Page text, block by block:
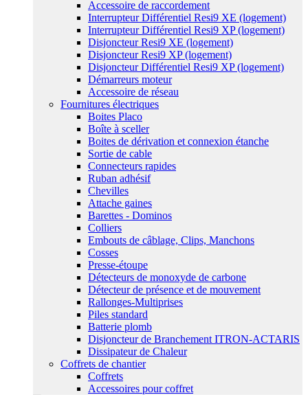
Accessoire de raccordement
Interrupteur Différentiel Resi9 XE (logement)
Interrupteur Différentiel Resi9 XP (logement)
Disjoncteur Resi9 XE (logement)
Disjoncteur Resi9 XP (logement)
Disjoncteur Différentiel Resi9 XP (logement)
Démarreurs moteur
Accessoire de réseau
Fournitures électriques
Boites Placo
Boîte à sceller
Boites de dérivation et connexion étanche
Sortie de cable
Connecteurs rapides
Ruban adhésif
Chevilles
Attache gaines
Barettes - Dominos
Colliers
Embouts de câblage, Clips, Manchons
Cosses
Presse-étoupe
Détecteurs de monoxyde de carbone
Détecteur de présence et de mouvement
Rallonges-Multiprises
Piles standard
Batterie plomb
Disjoncteur de Branchement ITRON-ACTARIS
Dissipateur de Chaleur
Coffrets de chantier
Coffrets
Accessoires pour coffret